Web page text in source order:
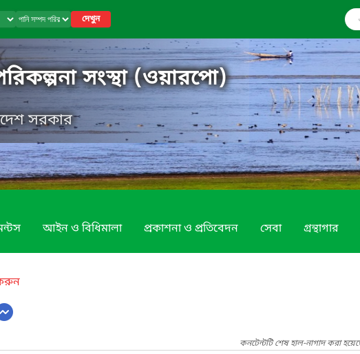
দেখুন
সংস্থা (ওয়ারপো)
সরকার
আইন ও বিধিমালা প্রকাশনা ও প্রতিবেদন সেবা গ্রন্থাগার
কনটেন্টটি শেষ হাল-নাগাদ করা